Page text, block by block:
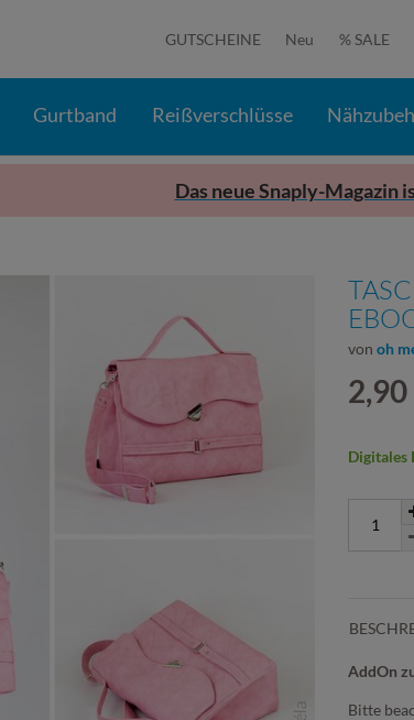
GUTSCHEINE Neu % SALE
Gurtband Reißverschlüsse
Das neue Snaply-Magazin
von oh
2,90
Digitales
AddOn
Bitte